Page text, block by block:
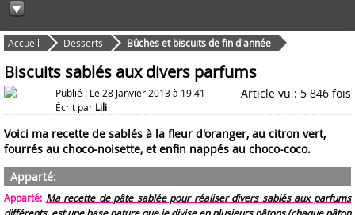
Accueil Desserts Bûches et biscuits de fin d'année
Biscuits sablés aux divers parfums
Publié : Le 28 Janvier 2013 à 19:41
Écrit par Lili
Article vu : 5 846 fois
Voici ma recette de sablés à la fleur d'oranger, au citron vert,
fourrés au choco-noisette, et enfin nappés au choco-coco.
Apparté:
Apparté: Ma recette de pâte sablée pour réaliser divers sablés aux parfums
différents, est une base nature que je divise en plusieurs pâtons (chaque pâton